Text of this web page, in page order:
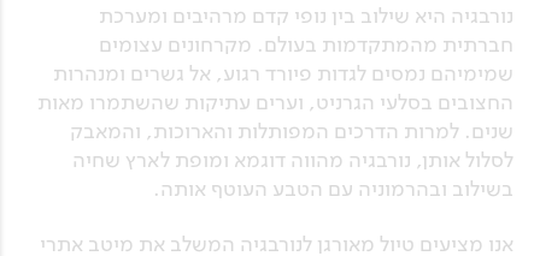
נורבגיה היא שילוב בין נופי קדם מרהיבים ומערכת
חברתית מהמתקדמות בעולם. מקרחונים עצומים
שמימיהם נמסים לגדות פיורד רגוע, אל גשרים ומנהרות
החצובים בסלעי הגרניט, וערים עתיקות שהשתמרו מאות
שנים. למרות הדרכים המפותלות והארוכות, והמאבק
לסלול אותן, נורבגיה מהווה דוגמא ומופת לארץ שחיה
בשילוב ובהרמוניה עם הטבע העוטף אותה.
אנו מציעים טיול מאורגן לנורבגיה המשלב את מיטב אתרי